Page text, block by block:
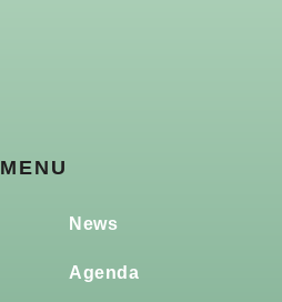
MENU
News
Agenda